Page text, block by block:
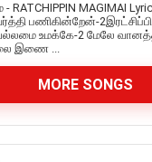
RATCHIPPIN MAGIMAI
பணிகின்றேன்-
உமக்கே-2 மேலே
இணை ...
MORE SONGS